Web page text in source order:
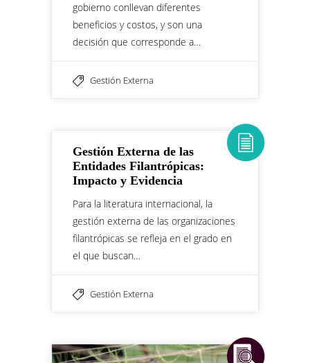
gobierno conllevan diferentes
beneficios y costos, y son una
decisión que corresponde a…
Gestión Externa
Gestión Externa de las
Entidades Filantrópicas:
Impacto y Evidencia
Para la literatura internacional, la
gestión externa de las organizaciones
filantrópicas se refleja en el grado en
el que buscan…
Gestión Externa